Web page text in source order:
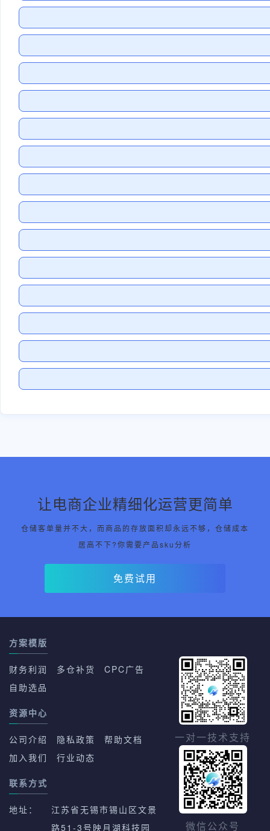
让电商企业精细化运营更简单
仓储客单量并不大，而商品的存放面积却永远不够，仓储成本
居高不下?你需要产品sku分析
免费试用
方案模版
财务利润 多仓补货
CPC广告
自助选品
资源中心
公司介绍 隐私政策
帮助文档
加入我们
行业动态
联系方式
地址：
江苏省无锡市锡山区文景
路51-3号映月湖科技园
一对一技术支持
微信公众号